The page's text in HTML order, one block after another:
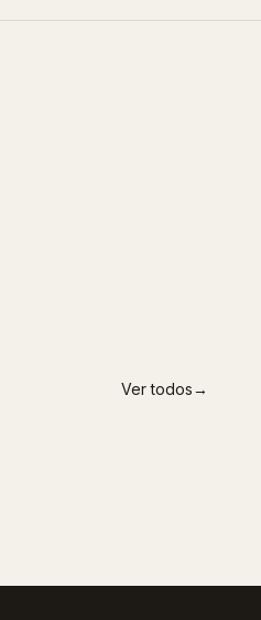
Ver todos→